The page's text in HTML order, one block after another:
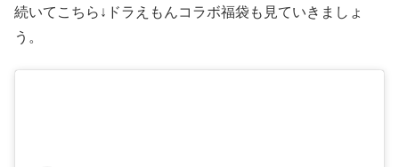
続いてこちら↓ドラえもんコラボ福袋も見ていきましょ
う。